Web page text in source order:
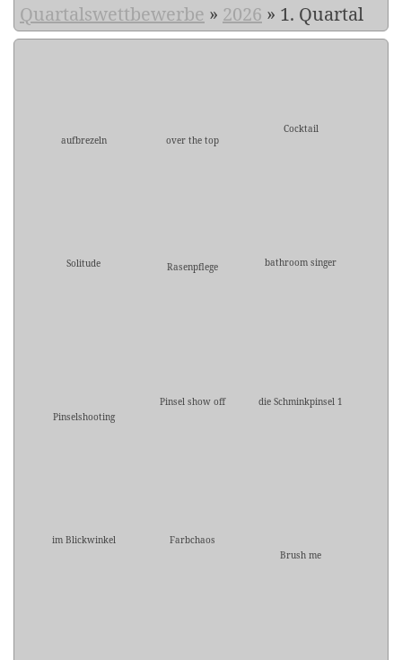
Quartalswettbewerbe » 2026 » 1. Quartal
aufbrezeln over the top
Cocktail
Solitude Rasenpflege bathroom singer
Pinselshooting
Pinsel show off die Schminkpinsel 1
im Blickwinkel
Farbchaos
Brush me